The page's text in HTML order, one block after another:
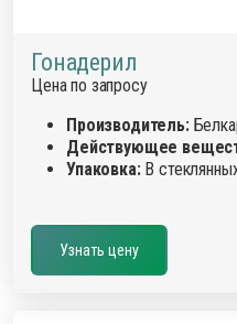
Гонадерил
Цена по запросу
Производитель:
Действующее
Упаковка:В
Узнать цену